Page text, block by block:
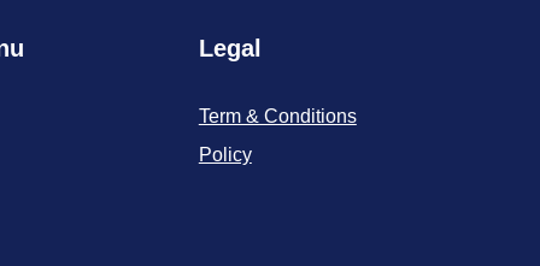
Legal
Term & Conditions
Policy